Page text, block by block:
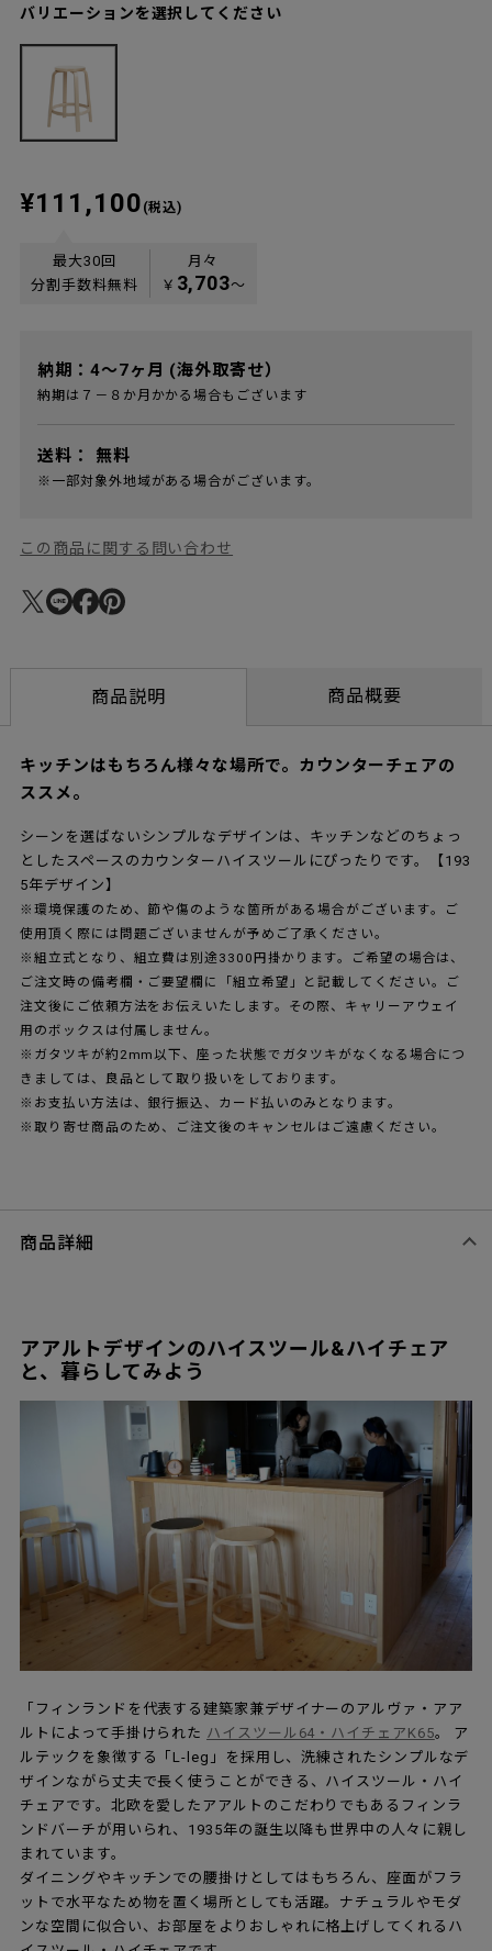
バリエーションを選択してください
¥111,100 (税込)
最大30回
分割手数料無料
月々
￥ 3,703〜
納期：4～7ヶ月 (海外取寄せ）
納期は７－８か月かかる場合もございます
送料： 無料
※一部対象外地域がある場合がございます。
この商品に関する問い合わせ
商品説明 商品概要
キッチンはもちろん様々な場所で。カウンターチェアの
ススメ。
シーンを選ばないシンプルなデザインは、キッチンなどのちょっ
としたスペースのカウンターハイスツールにぴったりです。【193
5年デザイン】
※環境保護のため、節や傷のような箇所がある場合がございます。ご
使用頂く際には問題ございませんが予めご了承ください。
※組立式となり、組立費は別途3300円掛かります。ご希望の場合は、
ご注文時の備考欄・ご要望欄に「組立希望」と記載してください。ご
注文後にご依頼方法をお伝えいたします。その際、キャリーアウェイ
用のボックスは付属しません。
※ガタツキが約2mm以下、座った状態でガタツキがなくなる場合につ
きましては、良品として取り扱いをしております。
※お支払い方法は、銀行振込、カード払いのみとなります。
※取り寄せ商品のため、ご注文後のキャンセルはご遠慮ください。
商品詳細
アアルトデザインのハイスツール&ハイチェア
と、暮らしてみよう
「フィンランドを代表する建築家兼デザイナーのアルヴァ・アア
ルトによって手掛けられた ハイスツール64・ハイチェアK65。 ア
ルテックを象徴する「L-leg」を採用し、洗練されたシンプルなデ
ザインながら丈夫で長く使うことができる、ハイスツール・ハイ
チェアです。北欧を愛したアアルトのこだわりでもあるフィンラ
ンドバーチが用いられ、1935年の誕生以降も世界中の人々に親し
まれています。
ダイニングやキッチンでの腰掛けとしてはもちろん、座面がフラ
ットで水平なため物を置く場所としても活躍。ナチュラルやモダ
ンな空間に似合い、お部屋をよりおしゃれに格上げしてくれるハ